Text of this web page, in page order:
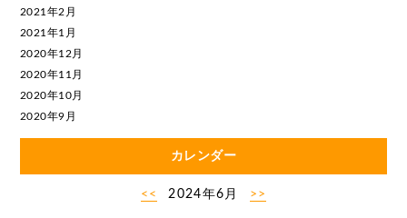
2021年2月
2021年1月
2020年12月
2020年11月
2020年10月
2020年9月
カレンダー
<< 2024年6月 >>